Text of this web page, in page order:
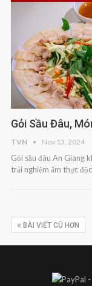
Gỏi Sầu Đâu,
TVN Nov 13, 2024
Gỏi sầu đâu An Giang
trải nghiệm ẩm thực
BÀI VIẾT CŨ HƠN